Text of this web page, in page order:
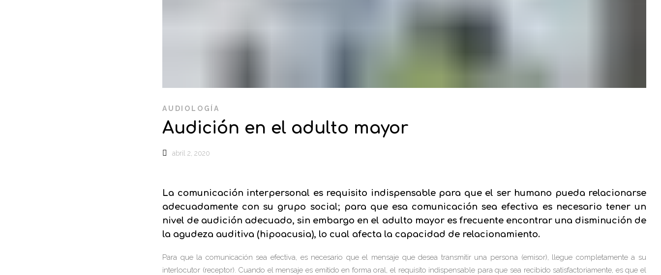
AUDIOLOGÍA
Audición en el adulto mayor
abril 2, 2020
La comunicación interpersonal es requisito indispensable para que el ser humano pueda relacionarse
adecuadamente con su grupo social; para que esa comunicación sea efectiva es necesario tener un
nivel de audición adecuado, sin embargo en el adulto mayor es frecuente encontrar una disminución de
la agudeza auditiva (hipoacusia), lo cual afecta la capacidad de relacionamiento.
Para que la comunicación sea efectiva, es necesario que el mensaje que desea transmitir una persona (emisor), llegue completamente a su
interlocutor (receptor). Cuando el mensaje es emitido en forma oral, el requisito indispensable para que sea recibido satisfactoriamente, es que el